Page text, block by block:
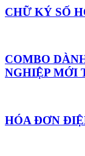
CHỮ KÝ SỐ
COMBO
NGHIỆP MỚI
HÓA ĐƠN